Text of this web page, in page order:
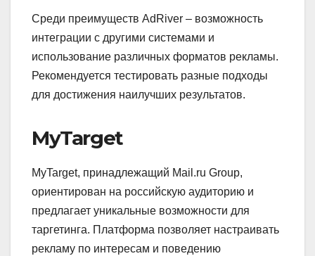
Среди преимуществ AdRiver – возможность
интеграции с другими системами и
использование различных форматов рекламы.
Рекомендуется тестировать разные подходы
для достижения наилучших результатов.
MyTarget
MyTarget, принадлежащий Mail.ru Group,
ориентирован на российскую аудиторию и
предлагает уникальные возможности для
таргетинга. Платформа позволяет настраивать
рекламу по интересам и поведению